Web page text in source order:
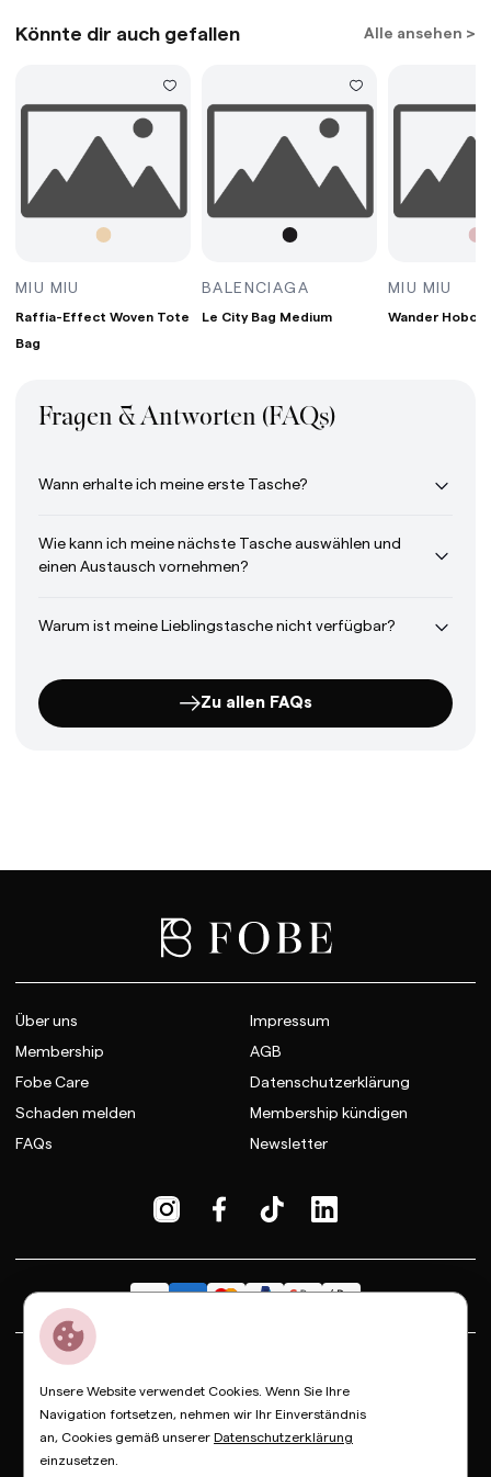
Könnte dir auch gefallen Alle ansehen >
MINI BORDEAUX
MIU MIU RAFFIA-EFFECT WOVEN TOTE BAG WHITE/TAN/
Raffia-Effect Woven Tote
Bag
BALENCIAGA LE CITY BAG
Le City Bag Medium
MIU MIU
Wander Hobo
Fragen & Antworten (FAQs)
Wann erhalte ich meine erste Tasche?
Wie kann ich meine nächste Tasche auswählen und
einen Austausch vornehmen?
Warum ist meine Lieblingstasche nicht verfügbar?
Zu allen FAQs
Über uns
Membership
Fobe Care
Schaden melden
FAQs
Impressum
AGB
Datenschutzerklärung
Membership kündigen
Newsletter
Dior
Saint Laurent
Prada Balenciaga Loewe
© Copyright FOBE, 2026
Unsere Website verwendet Cookies. Wenn Sie Ihre
Navigation fortsetzen, nehmen wir Ihr Einverständnis
an, Cookies gemäß unserer Datenschutzerklärung
einzusetzen.